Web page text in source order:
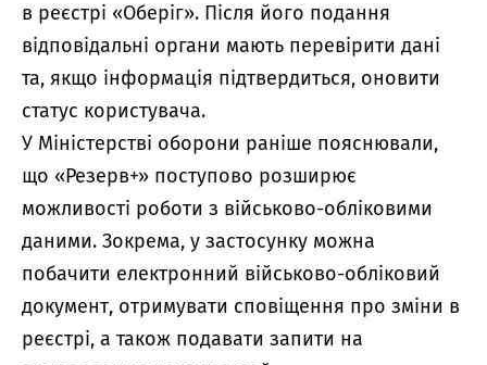
в реєстрі «Оберіг». Після його подання
відповідальні органи мають перевірити дані
та, якщо інформація підтвердиться, оновити
статус користувача.
У Міністерстві оборони раніше пояснювали,
що «Резерв+» поступово розширює
можливості роботи з військово-обліковими
даними. Зокрема, у застосунку можна
побачити електронний військово-обліковий
документ, отримувати сповіщення про зміни в
реєстрі, а також подавати запити на